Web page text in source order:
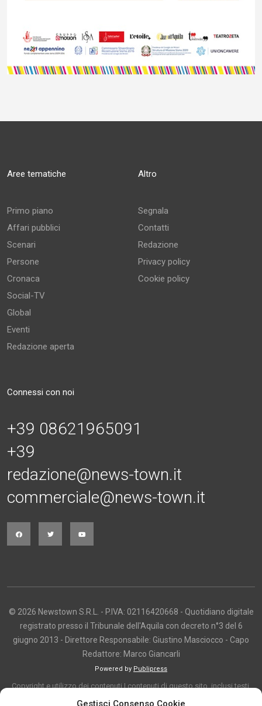
Gestisci Consenso Cookie
Aree tematiche
Primo piano
Affari pubblici
Scenari
Persone
Cronaca
Social-TV
Global
Eventi
Redazione aperta
Altro
Segnala
Contatti
Redazione
Privacy policy
Cookie policy
Connessi con noi
+39 08621965091
+39
redazione@news-town.it
commerciale@news-town.it
© 2026 Newstown S.R.L. - P.IVA: 02116420668 - Quotidiano digitale
registrato presso il Tribunale dell'Aquila con decreto n°3 del 6
giugno 2013 - Direttore Responsabile: Giustino Masciocco - Capo
Redattore: Marco Giancarli
Powered by Publipress
Copyright e utilizzo dei contenuti I contenuti di questo sito, inclusi testi,
articoli, immagini, fotografie, video e grafica, sono protetti da copyright e